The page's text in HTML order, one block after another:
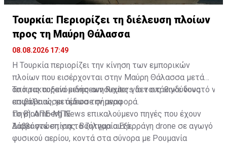
Τουρκία: Περιορίζει τη διέλευση πλοίων
προς τη Μαύρη Θάλασσα
08.08.2026 17:49
Η Τουρκία περιορίζει την κίνηση των εμπορικών
πλοίων που εισέρχονται στην Μαύρη Θάλασσα μετά
από τις αυξανόμενες ανησυχίες για τους κινδύνους
ασφάλειας, μετέδωσε σήμερα
το Bloomberg News επικαλούμενο πηγές που έχουν
λάβει γνώση για το ζήτημα αυτό.
Το πρακτορείο ειδήσεων Reuters δεν στάθηκε δυνατό να
επιβεβαιώσει άμεσα την αναφορά.
Πηγή: ΑΠΕ-ΜΠΕ
Διαβάστε επίσης:Βουλγαρία:Εξερράγη drone σε αγωγό
φυσικού αερίου, κοντά στα σύνορα με Ρουμανία